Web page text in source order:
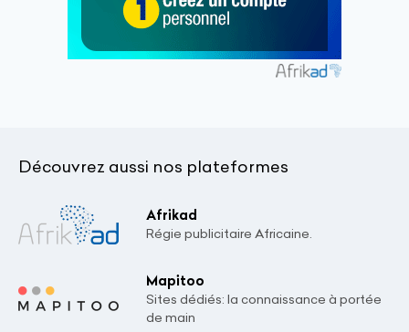
Découvrez aussi nos plateformes
Afrikad
Régie publicitaire Africaine.
Mapitoo
Sites dédiés: la connaissance à portée
de main